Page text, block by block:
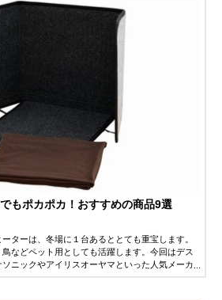
もポカポカ！おすすめの商品9選
ターは、冬場に１台あるととても重宝します。
などペット用としても活躍します。今回はデス
ニックやアイリスオーヤマといった人気メーカ